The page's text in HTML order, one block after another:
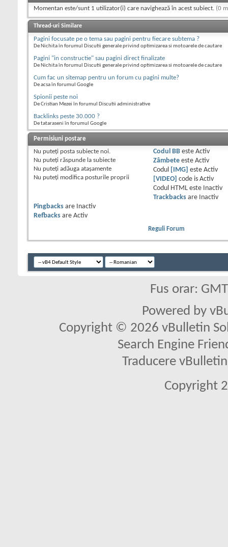
Momentan este/sunt 1 utilizator(i) care navighează în acest subiect. (0
Thread-uri Similare
Pagini focusate pe o tema sau pagini pentru fiecare subtema ?
De Nichita în forumul Discutii generale privind optimizarea si motoarele de cautare
Pagini "in constructie" sau pagini direct finalizate
De Nichita în forumul Discutii generale privind optimizarea si motoarele de cautare
Cum fac un sitemap pentru un forum cu pagini multe?
De acsa în forumul Google
Spionii peste noi
De Cristian Mezei în forumul Discutii administrative
Backlinks peste 30.000 ?
De tataraseni în forumul Google
Permisiuni postare
Nu puteţi posta subiecte noi.
Nu puteţi răspunde la subiecte
Nu puteţi adăuga ataşamente
Nu puteţi modifica posturile proprii
Codul BBeste Activ
Zâmbeteeste Activ
Codul
[IMG] este Activ
[VIDEO]
code is Activ
Codul HTML este
Inactiv
Trackbacksare
Inactiv
Pingbacks are
Inactiv
Refbacks are Activ
Reguli Forum
Fus orar:
Powered by
Copyright © 2026 vBulletin
Search Engine
Traducere
Copyright